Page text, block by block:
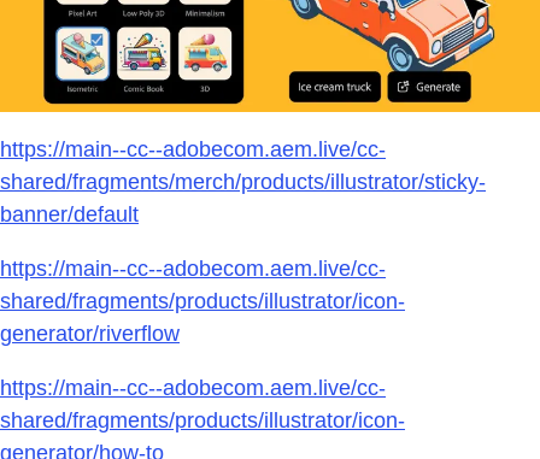
https://main--cc--adobecom.aem.live/cc-
shared/fragments/merch/products/illustrator/sticky-
banner/default
https://main--cc--adobecom.aem.live/cc-
shared/fragments/products/illustrator/icon-
generator/riverflow
https://main--cc--adobecom.aem.live/cc-
shared/fragments/products/illustrator/icon-
generator/how-to